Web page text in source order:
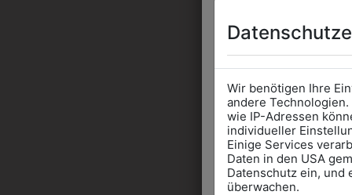
Wir benötigen Ihre
andere
wie IP-Adressen
individueller
Einige Services
Daten in den USA
Datenschutz ein, und
überwachen.